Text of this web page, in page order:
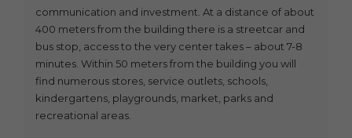
communication and investment. At a distance of about
400 meters from the building there is a streetcar and
bus stop, access to the very center takes – about 7-8
minutes. Within 50 meters from the building you will
find numerous stores, service outlets, schools,
kindergartens, playgrounds, market, parks and
recreational areas.